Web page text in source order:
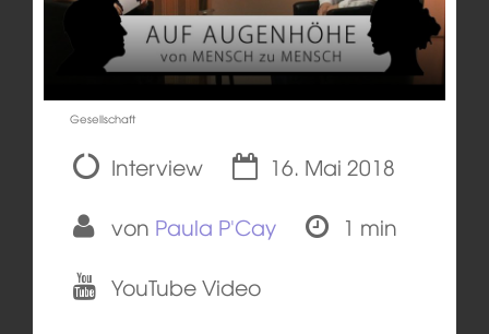
Gesellschaft
Interview
16. Mai 2018
von Paula P'Cay
1 min
YouTube Video